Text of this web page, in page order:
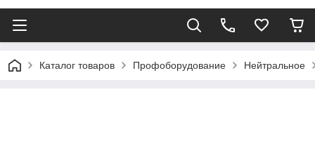
Каталог товаров Профоборудование Нейтральное